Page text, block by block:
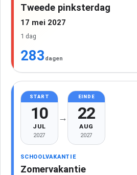
Tweede pinksterdag
17 mei 2027
1 dag
283 dagen
START
10
JUL
2027
→
EINDE
22
AUG
2027
SCHOOLVAKANTIE
Zomervakantie